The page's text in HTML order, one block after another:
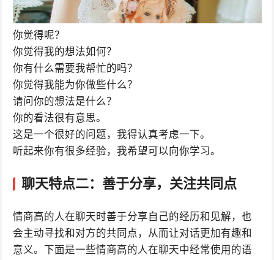
你觉得呢？
你觉得我的想法如何？
你有什么需要我帮忙的吗？
你觉得我能为你做些什么？
请问你的想法是什么？
你的看法很有意思。
这是一个很好的问题，我得认真考虑一下。
听起来你有很多经验，我希望可以向你学习。
聊天特点二：善于分享，关注共同点
情商高的人在聊天时善于分享自己的经历和见解，也
会主动寻找和对方的共同点，从而让对话更加有趣和
意义。下面是一些情商高的人在聊天中经常使用的语